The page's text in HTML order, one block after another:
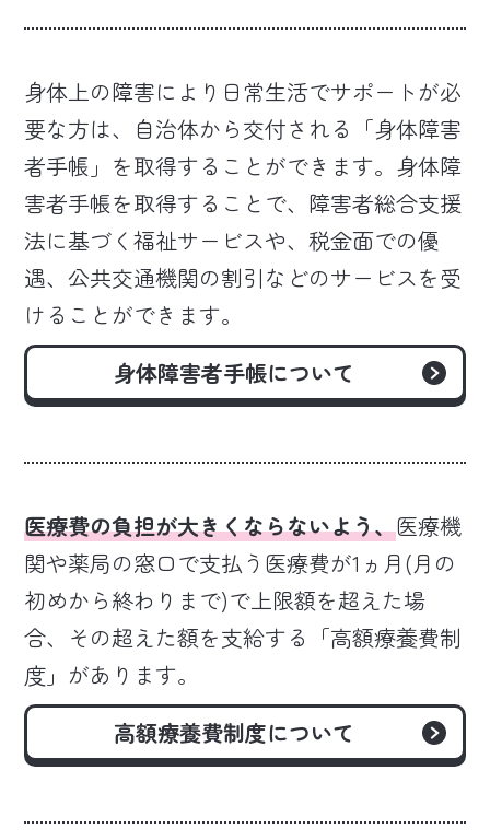
身体上の障害により日常生活でサポートが必
要な方は、自治体から交付される「身体障害
者手帳」を取得することができます。身体障
害者手帳を取得することで、障害者総合支援
法に基づく福祉サービスや、税金面での優
遇、公共交通機関の割引などのサービスを受
けることができます。
身体障害者手帳について
医療費の負担が大きくならないよう、医療機
関や薬局の窓口で支払う医療費が1ヵ月(月の
初めから終わりまで)で上限額を超えた場
合、その超えた額を支給する「高額療養費制
度」があります。
高額療養費制度について